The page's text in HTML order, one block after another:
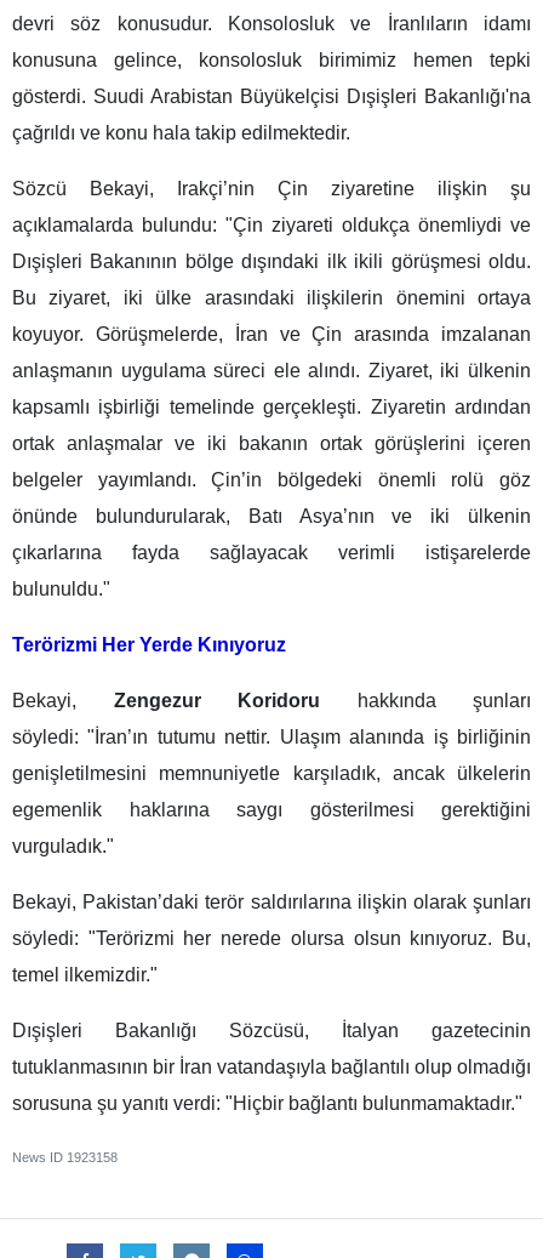
devri söz konusudur. Konsolosluk ve İranlıların idamı
konusuna gelince, konsolosluk birimimiz hemen tepki
gösterdi. Suudi Arabistan Büyükelçisi Dışişleri Bakanlığı'na
çağrıldı ve konu hala takip edilmektedir.
Sözcü Bekayi, Irakçi’nin Çin ziyaretine ilişkin şu
açıklamalarda bulundu: "Çin ziyareti oldukça önemliydi ve
Dışişleri Bakanının bölge dışındaki ilk ikili görüşmesi oldu.
Bu ziyaret, iki ülke arasındaki ilişkilerin önemini ortaya
koyuyor. Görüşmelerde, İran ve Çin arasında imzalanan
anlaşmanın uygulama süreci ele alındı. Ziyaret, iki ülkenin
kapsamlı işbirliği temelinde gerçekleşti. Ziyaretin ardından
ortak anlaşmalar ve iki bakanın ortak görüşlerini içeren
belgeler yayımlandı. Çin’in bölgedeki önemli rolü göz
önünde bulundurularak, Batı Asya’nın ve iki ülkenin
çıkarlarına fayda sağlayacak verimli istişarelerde
bulunuldu."
Terörizmi Her Yerde Kınıyoruz
Bekayi, Zengezur Koridoru hakkında şunları
söyledi: "İran’ın tutumu nettir. Ulaşım alanında iş birliğinin
genişletilmesini memnuniyetle karşıladık, ancak ülkelerin
egemenlik haklarına saygı gösterilmesi gerektiğini
vurguladık."
Bekayi, Pakistan’daki terör saldırılarına ilişkin olarak şunları
söyledi: "Terörizmi her nerede olursa olsun kınıyoruz. Bu,
temel ilkemizdir."
Dışişleri Bakanlığı Sözcüsü, İtalyan gazetecinin
tutuklanmasının bir İran vatandaşıyla bağlantılı olup olmadığı
sorusuna şu yanıtı verdi: "Hiçbir bağlantı bulunmamaktadır."
News ID 1923158